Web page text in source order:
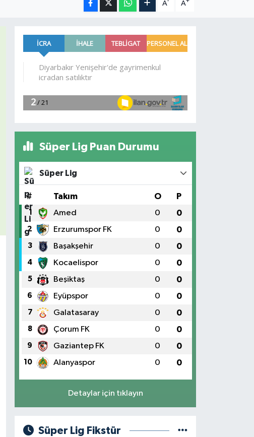
A A
Süper Lig Puan Durumu
Süper Lig
# Takım O P
1 Amed 0 0
2 Erzurumspor FK 0 0
3 Başakşehir 0 0
4 Kocaelispor 0 0
5 Beşiktaş 0 0
6 Eyüpspor 0 0
7 Galatasaray 0 0
8 Çorum FK 0 0
9 Gaziantep FK 0 0
10 Alanyaspor 0 0
Detaylar için tıklayın
Süper Lig Fikstür